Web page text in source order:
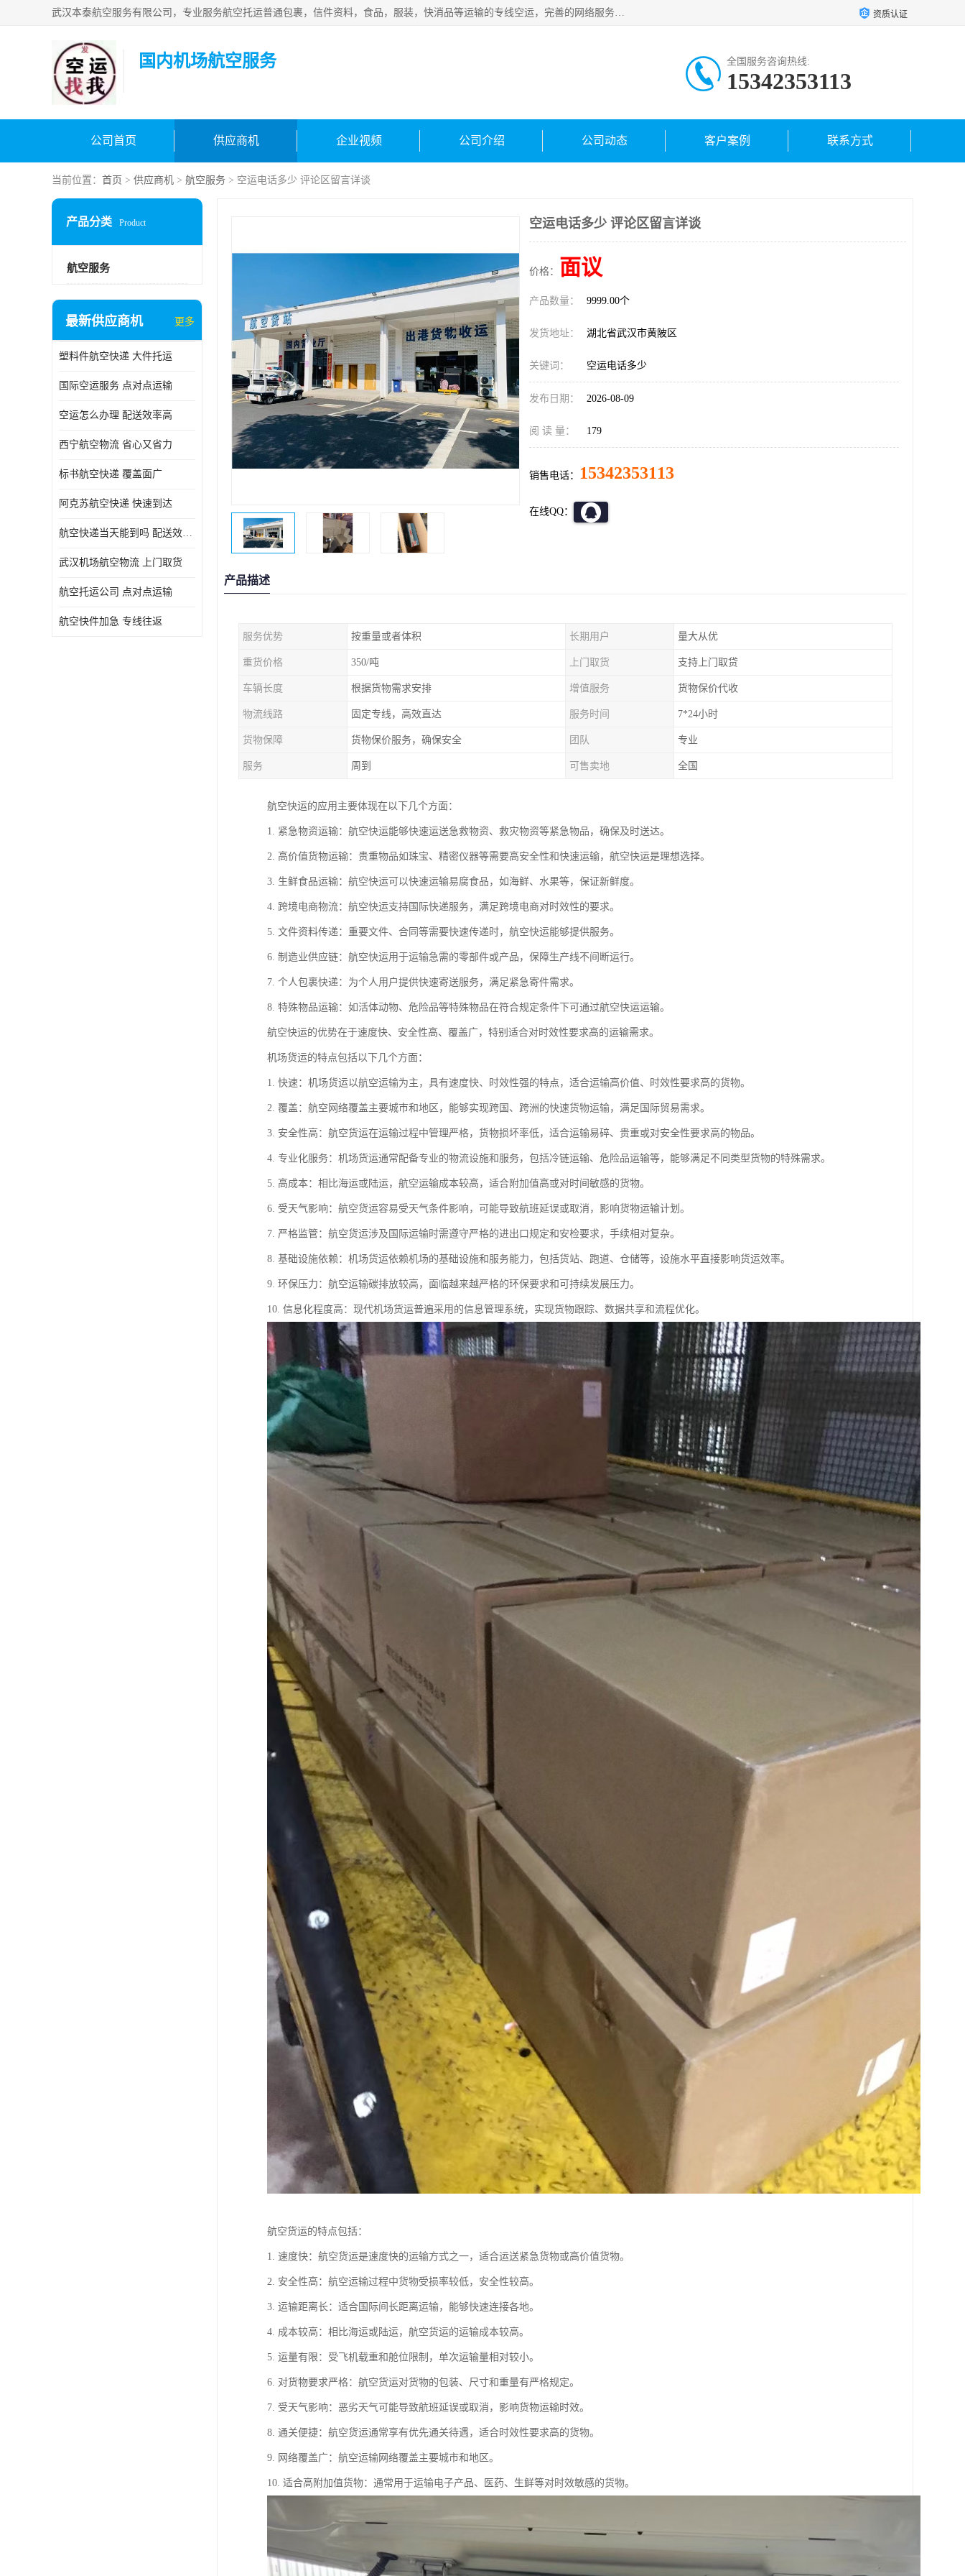
武汉本泰航空服务有限公司，专业服务航空托运普通包裹，信件资料，食品，服装，快消品等运输的专线空运，完善的网络服务确保为客户提供准确、*、安全的“门对门”服务，本着“诚信为本、精诚合作”的服务宗旨.“以安全运输为保障，以运价合理要求市场”的经营理念。武汉机场货运、武汉航空物流、武汉空运、武汉天河国际机场东方、南方、国际航空、机场空运业务覆盖国内二三线机场城市，如：武汉-敦煌、武汉-柳州等 资质认证
国内机场航空服务 全国服务咨询热线:
15342353113
公司首页 供应商机 企业视频 公司介绍 公司动态 客户案例 联系方式
当前位置： 首页 > 供应商机 > 航空服务 > 空运电话多少 评论区留言详谈
产品分类 Product
航空服务
最新供应商机 更多
塑料件航空快递 大件托运
国际空运服务 点对点运输
空运怎么办理 配送效率高
西宁航空物流 省心又省力
标书航空快递 覆盖面广
阿克苏航空快递 快速到达
航空快递当天能到吗 配送效率高
武汉机场航空物流 上门取货
航空托运公司 点对点运输
航空快件加急 专线往返
空运电话多少 评论区留言详谈
价格： 面议
产品数量： 9999.00个
发货地址： 湖北省武汉市黄陂区
关键词： 空运电话多少
发布日期： 2026-08-09
阅 读 量： 179
销售电话： 15342353113
在线QQ：
产品描述
服务优势 按重量或者体积 长期用户 量大从优
重货价格 350/吨 上门取货 支持上门取贷
车辆长度 根据货物需求安排 增值服务 货物保价代收
物流线路 固定专线，高效直达 服务时间 7*24小时
货物保障 货物保价服务，确保安全 团队 专业
服务 周到 可售卖地 全国
航空快运的应用主要体现在以下几个方面：
1. 紧急物资运输：航空快运能够快速运送急救物资、救灾物资等紧急物品，确保及时送达。
2. 高价值货物运输：贵重物品如珠宝、精密仪器等需要高安全性和快速运输，航空快运是理想选择。
3. 生鲜食品运输：航空快运可以快速运输易腐食品，如海鲜、水果等，保证新鲜度。
4. 跨境电商物流：航空快运支持国际快递服务，满足跨境电商对时效性的要求。
5. 文件资料传递：重要文件、合同等需要快速传递时，航空快运能够提供服务。
6. 制造业供应链：航空快运用于运输急需的零部件或产品，保障生产线不间断运行。
7. 个人包裹快递：为个人用户提供快速寄送服务，满足紧急寄件需求。
8. 特殊物品运输：如活体动物、危险品等特殊物品在符合规定条件下可通过航空快运运输。
航空快运的优势在于速度快、安全性高、覆盖广，特别适合对时效性要求高的运输需求。
机场货运的特点包括以下几个方面：
1. 快速：机场货运以航空运输为主，具有速度快、时效性强的特点，适合运输高价值、时效性要求高的货物。
2. 覆盖：航空网络覆盖主要城市和地区，能够实现跨国、跨洲的快速货物运输，满足国际贸易需求。
3. 安全性高：航空货运在运输过程中管理严格，货物损坏率低，适合运输易碎、贵重或对安全性要求高的物品。
4. 专业化服务：机场货运通常配备专业的物流设施和服务，包括冷链运输、危险品运输等，能够满足不同类型货物的特殊需求。
5. 高成本：相比海运或陆运，航空运输成本较高，适合附加值高或对时间敏感的货物。
6. 受天气影响：航空货运容易受天气条件影响，可能导致航班延误或取消，影响货物运输计划。
7. 严格监管：航空货运涉及国际运输时需遵守严格的进出口规定和安检要求，手续相对复杂。
8. 基础设施依赖：机场货运依赖机场的基础设施和服务能力，包括货站、跑道、仓储等，设施水平直接影响货运效率。
9. 环保压力：航空运输碳排放较高，面临越来越严格的环保要求和可持续发展压力。
10. 信息化程度高：现代机场货运普遍采用的信息管理系统，实现货物跟踪、数据共享和流程优化。
航空货运的特点包括：
1. 速度快：航空货运是速度快的运输方式之一，适合运送紧急货物或高价值货物。
2. 安全性高：航空运输过程中货物受损率较低，安全性较高。
3. 运输距离长：适合国际间长距离运输，能够快速连接各地。
4. 成本较高：相比海运或陆运，航空货运的运输成本较高。
5. 运量有限：受飞机载重和舱位限制，单次运输量相对较小。
6. 对货物要求严格：航空货运对货物的包装、尺寸和重量有严格规定。
7. 受天气影响：恶劣天气可能导致航班延误或取消，影响货物运输时效。
8. 通关便捷：航空货运通常享有优先通关待遇，适合时效性要求高的货物。
9. 网络覆盖广：航空运输网络覆盖主要城市和地区。
10. 适合高附加值货物：通常用于运输电子产品、医药、生鲜等对时效敏感的货物。